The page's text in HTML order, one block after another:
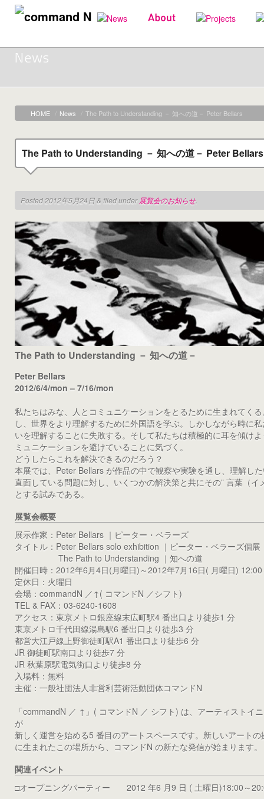
News
HOME News The Path to Understanding － 知への道－ Peter Bellars
The Path to Understanding － 知への道－ Peter Bellars
Posted2012年5月24日& filed under 展覧会のお知らせ.
The Path to Understanding － 知への道－
Peter Bellars
2012/6/4/mon – 7/16/mon
私たちはみな、人とコミュニケーションをとるために生まれてく
し、世界をより理解するために外国語を学ぶ。しかしながら時に
いを理解することに失敗する。そして私たちは積極的に耳を傾け
ミュニケーションを避けていることに気づく。
どうしたらこれを解決できるのだろう？
本展では、Peter Bellars が作品の中で観察や実験を通し、理解し
直面している問題に対し、いくつかの解決策と共にその” 言葉（イ
とする試みである。
展覧会概要
展示作家：Peter Bellars ｜ピーター・ベラーズ
タイトル：Peter Bellars solo exhibition ｜ピーター・ベラーズ個展
The Path to Understanding ｜知への道
開催日時：2012年6月4日(月曜日)～2012年7月16日( 月曜日)
定休日：火曜日
会場：commandN ／↑( コマンドN ／シフト)
TEL & FAX：03-6240-1608
アクセス：東京メトロ銀座線末広町駅4 番出口より徒歩1 分
東京メトロ千代田線湯島駅6 番出口より徒歩3 分
都営大江戸線上野御徒町駅A1 番出口より徒歩6 分
JR 御徒町駅南口より徒歩7 分
JR 秋葉原駅電気街口より徒歩8 分
入場料：無料
主催：一般社団法人非営利芸術活動団体コマンドN
「commandN ／ ↑」( コマンドN ／ シフト) は、アーティストイ
が
新しく運営を始める5 番目のアートスペースです。新しいアート
に生まれたこの場所から、コマンドN の新たな発信が始まります。
関連イベント
□オープニングパーティー 2012 年6 月9 日 ( 土曜日)18:00～